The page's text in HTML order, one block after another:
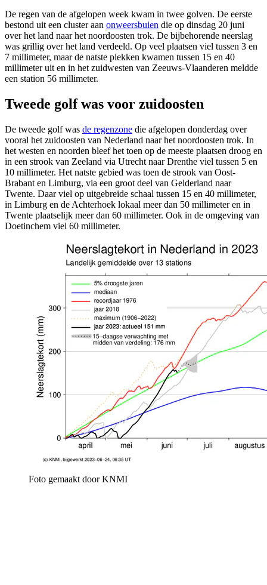
De regen van de afgelopen week kwam in twee golven. De eerste
bestond uit een cluster aan onweersbuien die op dinsdag 20 juni
over het land naar het noordoosten trok. De bijbehorende neerslag
was grillig over het land verdeeld. Op veel plaatsen viel tussen 3 en
7 millimeter, maar de natste plekken kwamen tussen 15 en 40
millimeter uit en in het zuidwesten van Zeeuws-Vlaanderen meldde
een station 56 millimeter.
Tweede golf was voor zuidoosten
De tweede golf was de regenzone die afgelopen donderdag over
vooral het zuidoosten van Nederland naar het noordoosten trok. In
het westen en noorden bleef het toen op de meeste plaatsen droog en
in een strook van Zeeland via Utrecht naar Drenthe viel tussen 5 en
10 millimeter. Het natste gebied was toen de strook van Oost-
Brabant en Limburg, via een groot deel van Gelderland naar
Twente. Daar viel op uitgebreide schaal tussen 15 en 40 millimeter,
in Limburg en de Achterhoek lokaal meer dan 50 millimeter en in
Twente plaatselijk meer dan 60 millimeter. Ook in de omgeving van
Doetinchem viel 60 millimeter.
Foto gemaakt door KNMI